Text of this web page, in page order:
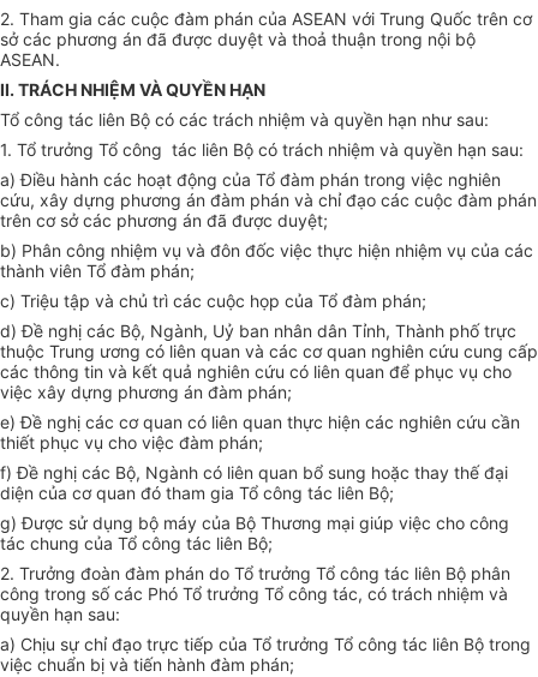
2. Tham gia các cuộc đàm phán của ASEAN với Trung Quốc trên cơ
sở các phương án đã được duyệt và thoả thuận trong nội bộ
ASEAN.
II. TRÁCH NHIỆM VÀ QUYỀN HẠN
Tổ công tác liên Bộ có các trách nhiệm và quyền hạn như sau:
1. Tổ trưởng Tổ công tác liên Bộ có trách nhiệm và quyền hạn sau:
a) Điều hành các hoạt động của Tổ đàm phán trong việc nghiên
cứu, xây dựng phương án đàm phán và chỉ đạo các cuộc đàm phán
trên cơ sở các phương án đã được duyệt;
b) Phân công nhiệm vụ và đôn đốc việc thực hiện nhiệm vụ của các
thành viên Tổ đàm phán;
c) Triệu tập và chủ trì các cuộc họp của Tổ đàm phán;
d) Đề nghị các Bộ, Ngành, Uỷ ban nhân dân Tỉnh, Thành phố trực
thuộc Trung ương có liên quan và các cơ quan nghiên cứu cung cấp
các thông tin và kết quả nghiên cứu có liên quan để phục vụ cho
việc xây dựng phương án đàm phán;
e) Đề nghị các cơ quan có liên quan thực hiện các nghiên cứu cần
thiết phục vụ cho việc đàm phán;
f) Đề nghị các Bộ, Ngành có liên quan bổ sung hoặc thay thế đại
diện của cơ quan đó tham gia Tổ công tác liên Bộ;
g) Được sử dụng bộ máy của Bộ Thương mại giúp việc cho công
tác chung của Tổ công tác liên Bộ;
2. Trưởng đoàn đàm phán do Tổ trưởng Tổ công tác liên Bộ phân
công trong số các Phó Tổ trưởng Tổ công tác, có trách nhiệm và
quyền hạn sau:
a) Chịu sự chỉ đạo trực tiếp của Tổ trưởng Tổ công tác liên Bộ trong
việc chuẩn bị và tiến hành đàm phán;